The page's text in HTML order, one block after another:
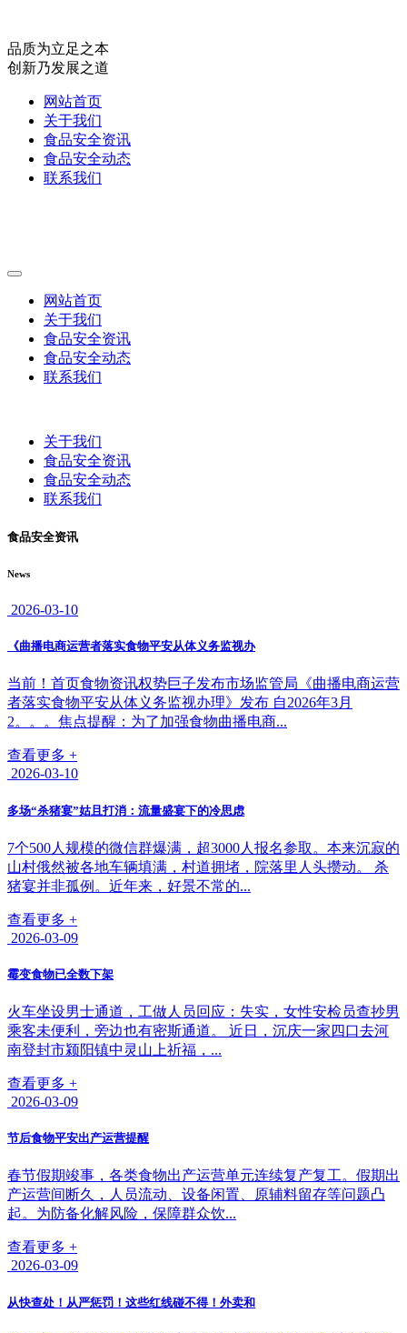
品质为立足之本
创新乃发展之道
网站首页
关于我们
食品安全资讯
食品安全动态
联系我们
网站首页
关于我们
食品安全资讯
食品安全动态
联系我们
关于我们
食品安全资讯
食品安全动态
联系我们
食品安全资讯
News
2026-03-10
《曲播电商运营者落实食物平安从体义务监视办
当前！首页食物资讯权势巨子发布市场监管局《曲播电商运营
者落实食物平安从体义务监视办理》发布 自2026年3月
2。。。焦点提醒：为了加强食物曲播电商...
查看更多 +
2026-03-10
多场“杀猪宴”姑且打消：流量盛宴下的冷思虑
7个500人规模的微信群爆满，超3000人报名参取。本来沉寂的
山村俄然被各地车辆填满，村道拥堵，院落里人头攒动。 杀
猪宴并非孤例。近年来，好景不常的...
查看更多 +
2026-03-09
霉变食物已全数下架
火车坐设男士通道，工做人员回应：失实，女性安检员查抄男
乘客未便利，旁边也有密斯通道。 近日，沉庆一家四口去河
南登封市颍阳镇中灵山上祈福，...
查看更多 +
2026-03-09
节后食物平安出产运营提醒
春节假期竣事，各类食物出产运营单元连续复产复工。假期出
产运营间断久，人员流动、设备闲置、原辅料留存等问题凸
起。为防备化解风险，保障群众饮...
查看更多 +
2026-03-09
从快查处！从严惩罚！这些红线碰不得！外卖和